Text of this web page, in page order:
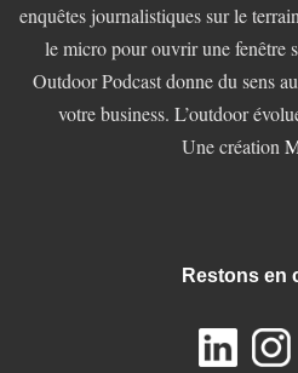
enquêtes journalistiques sur le
le micro pour ouvrir une fenêtre
Outdoor Podcast donne du sens
votre business. L’outdoor
Une création
Restons en